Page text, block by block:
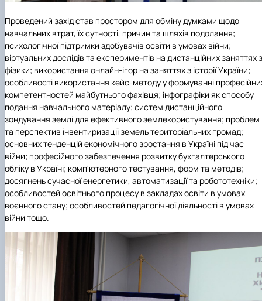
Проведений захід став простором для обміну думками щодо
навчальних втрат, їх сутності, причин та шляхів подолання;
психологічної підтримки здобувачів освіти в умовах війни;
віртуальних дослідів та експериментів на дистанційних заняттях з
фізики; використання онлайн-ігор на заняттях з історії України;
особливості використання кейс-методу у формуванні
компетентностей майбутнього фахівця; інфографіки як способу
подання навчального матеріалу; систем дистанційного
зондування землі для ефективного землекористування; проблем
та перспектив інвентиризації земель територіальних громад;
основних тенденцій економічного зростання в Україні під час
війни; професійного забезпечення розвитку бухгалтерського
обліку в Україні; комп'ютерного тестування, форм та методів;
досягнень сучасної енергетики, автоматизації та робототехніки;
особливостей освітнього процесу в закладах освіти в умовах
воєнного стану; особливостей педагогічної діяльності в умовах
війни тощо.